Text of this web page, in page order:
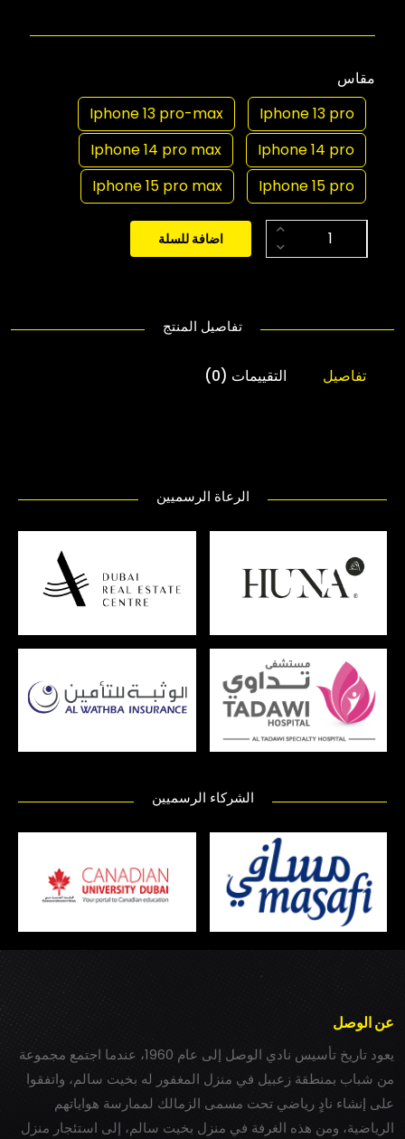
مقاس
Iphone 13 pro
Iphone 13 pro-max
Iphone 14 pro
Iphone 14 pro max
Iphone 15 pro
Iphone 15 pro max
اضافة للسلة
تفاصيل المنتج
تفاصيل التقييمات (0)
الرعاة الرسميين
الشركاء الرسميين
عن الوصل
يعود تاريخ تأسيس نادي الوصل إلى عام 1960، عندما اجتمع مجموعة
من شباب بمنطقة زعبيل في منزل المغفور له بخيت سالم، واتفقوا
على إنشاء نادٍ رياضي تحت مسمى الزمالك لممارسة هواياتهم
الرياضية، ومن هذه الغرفة في منزل بخيت سالم، إلى استئجار منزل